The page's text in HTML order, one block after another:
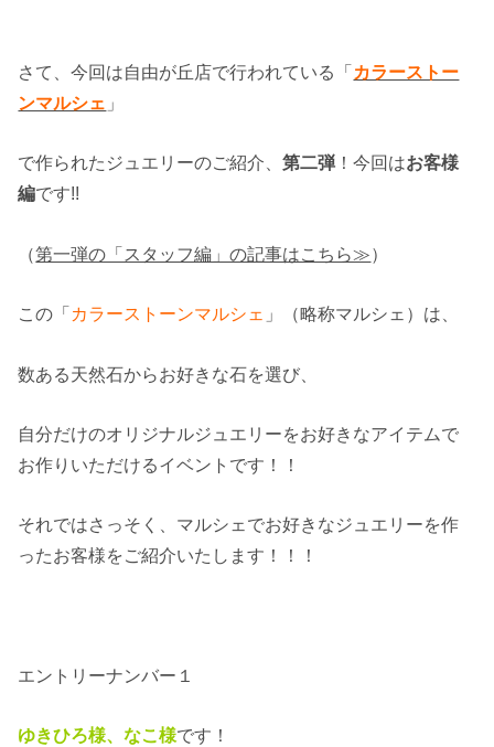
さて、今回は自由が丘店で行われている「カラーストー
ンマルシェ 」
で作られたジュエリーのご紹介、第二弾 ！今回はお客様
編です!!
（第一弾の「スタッフ編」の記事はこちら≫）
この「カラーストーンマルシェ 」（略称マルシェ）は、
数ある天然石からお好きな石を選び、
自分だけのオリジナルジュエリーをお好きなアイテムで
お作りいただけるイベントです！！
それではさっそく、マルシェでお好きなジュエリーを作
ったお客様をご紹介いたします！！！
エントリーナンバー１
ゆきひろ様、なこ様です！